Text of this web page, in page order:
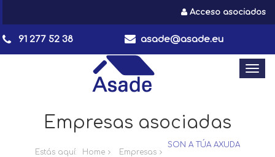
Acceso asociados
91 277 52 38 asade@asade.eu
Empresas asociadas
Estás aquí: Home Empresas
SON A TÚA AXUDA